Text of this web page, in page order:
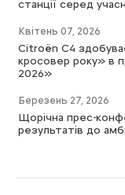
станції серед
Квітень 07, 2026
Citroën C4
кросовер року» в
2026»
Березень 27, 2026
Щорічна прес-
результатів до